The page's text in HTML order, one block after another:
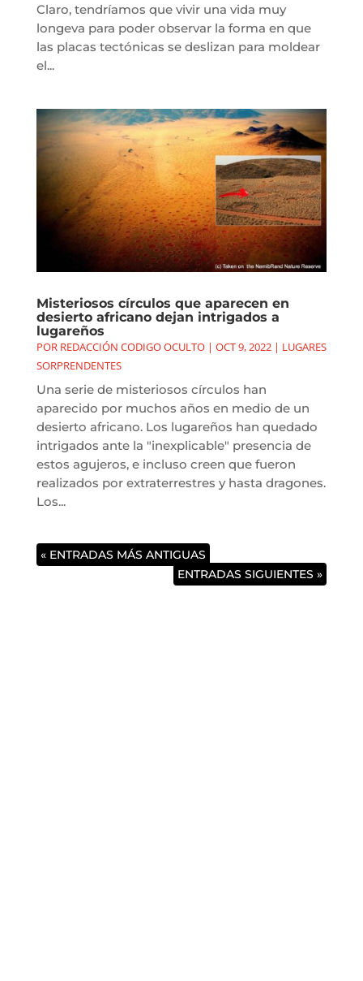
Claro, tendríamos que vivir una vida muy
longeva para poder observar la forma en que
las placas tectónicas se deslizan para moldear
el...
Misteriosos círculos que aparecen en
desierto africano dejan intrigados a
lugareños
POR REDACCIÓN CODIGO OCULTO| OCT 9, 2022| LUGARES
SORPRENDENTES
Una serie de misteriosos círculos han
aparecido por muchos años en medio de un
desierto africano. Los lugareños han quedado
intrigados ante la "inexplicable" presencia de
estos agujeros, e incluso creen que fueron
realizados por extraterrestres y hasta dragones.
Los...
« ENTRADAS MÁS ANTIGUAS
ENTRADAS SIGUIENTES »